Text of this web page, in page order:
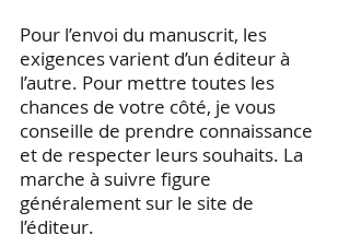
Pour l’envoi du manuscrit, les
exigences varient d’un éditeur à
l’autre. Pour mettre toutes les
chances de votre côté, je vous
conseille de prendre connaissance
et de respecter leurs souhaits. La
marche à suivre figure
généralement sur le site de
l’éditeur.